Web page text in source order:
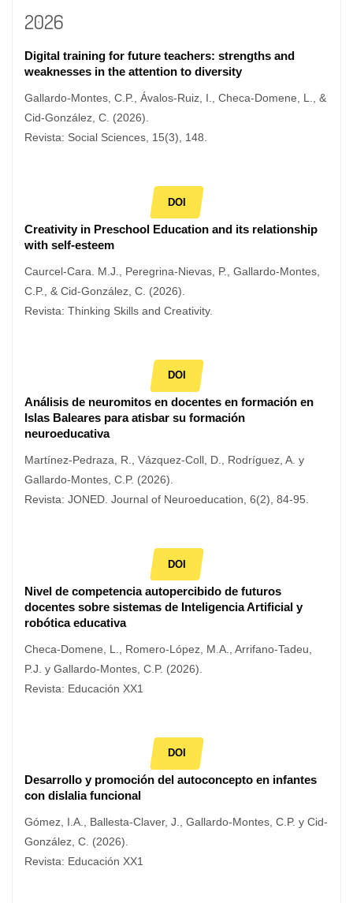
2026
Digital training for future teachers: strengths and
weaknesses in the attention to diversity
Gallardo-Montes, C.P., Ávalos-Ruiz, I., Checa-Domene, L., &
Cid-González, C. (2026).
Revista: Social Sciences, 15(3), 148.
DOI
Creativity in Preschool Education and its relationship
with self-esteem
Caurcel-Cara. M.J., Peregrina-Nievas, P., Gallardo-Montes,
C.P., & Cid-González, C. (2026).
Revista: Thinking Skills and Creativity.
DOI
Análisis de neuromitos en docentes en formación en
Islas Baleares para atisbar su formación
neuroeducativa
Martínez-Pedraza, R., Vázquez-Coll, D., Rodríguez, A. y
Gallardo-Montes, C.P. (2026).
Revista: JONED. Journal of Neuroeducation, 6(2), 84-95.
DOI
Nivel de competencia autopercibido de futuros
docentes sobre sistemas de Inteligencia Artificial y
robótica educativa
Checa-Domene, L., Romero-López, M.A., Arrifano-Tadeu,
P.J. y Gallardo-Montes, C.P. (2026).
Revista: Educación XX1
DOI
Desarrollo y promoción del autoconcepto en infantes
con dislalia funcional
Gómez, I.A., Ballesta-Claver, J., Gallardo-Montes, C.P. y Cid-
González, C. (2026).
Revista: Educación XX1